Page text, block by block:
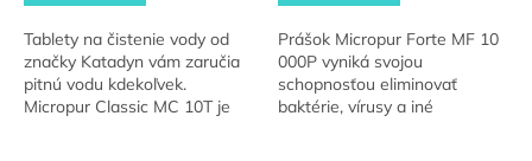
Tablety na čistenie vody od
značky Katadyn vám zaručia
pitnú vodu kdekoľvek.
Micropur Classic MC 10T je
Prášok Micropur Forte MF 10
000P vyniká svojou
schopnosťou eliminovať
baktérie, vírusy a iné